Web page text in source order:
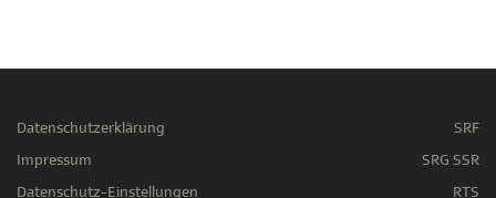
Datenschutzerklärung
Impressum
Datenschutz-Einstellungen
SRF
SRG SSR
RTS